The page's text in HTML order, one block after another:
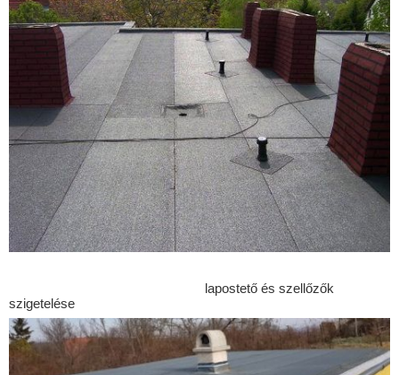
Csécse
Cserháthaláp
Cserhátsurány
Cserhátszentiván
Csesztve
Csitár
Debercsény
Dejtár
Diósjenő
Drégelypalánk
Ecseg
lapostető és szellőzők
szigetelése